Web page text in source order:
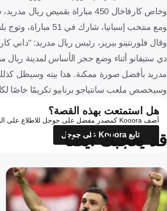
وخاض كارفاخال 450 مباراة بقميص ريال مدريد، سجل خلالها 14 هدفًا.
ومع منتخب إسبانيا، شارك في 51 مباراة، وتوج بلقب كأس أمم أوروبا 2024 ودوري الأمم الأوروبية 2023.
وقال فلورنتينو بيريز، رئيس ريال مدريد: "داني
دي ستيفانو أثناء وضع حجر الأساس لمدينة ريال
مدريد بأفضل صورة ممكنة. هذا بيته وسيظل
وسيخصص ملعب سانتياجو برنابيو تكريمًا خاصًا
هل استمتعت بهذه القصة؟
أضف Kooora كمصدر مفضل على جوجل للاطلاع على المزيد من تقاريرنا
تابع Kooora على جوجل
قد يعجبك أيضاً